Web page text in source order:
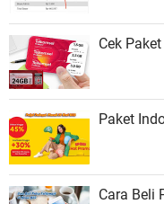
Cek
Paket
Cara Beli